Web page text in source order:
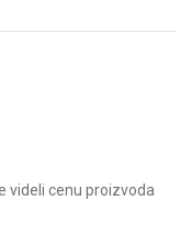
videli cenu proizvoda